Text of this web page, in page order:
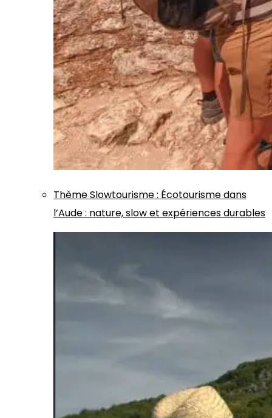
ThèmeSlowtourisme: Écotourisme dans
l’Aude : nature, slow et expériences durables